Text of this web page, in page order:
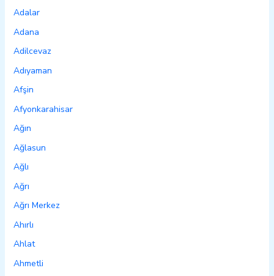
Adalar
Adana
Adilcevaz
Adıyaman
Afşin
Afyonkarahisar
Ağın
Ağlasun
Ağlı
Ağrı
Ağrı Merkez
Ahırlı
Ahlat
Ahmetli